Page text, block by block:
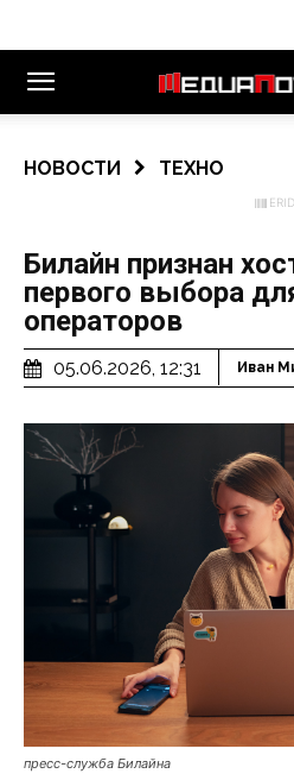
НОВОСТИ ТЕХНО
Билайн признан
первого выбора
операторов
05.06.2026, 12:31 Иван
пресс-служба Билайна